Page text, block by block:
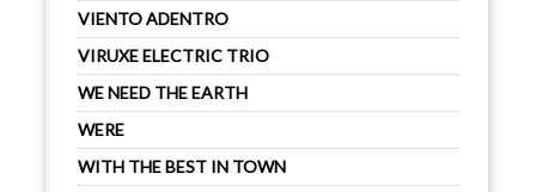
VIENTO ADENTRO
VIRUXE ELECTRIC TRIO
WE NEED THE EARTH
WERE
WITH THE BEST IN TOWN